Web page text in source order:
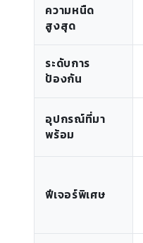
ความหนืด
สูงสุด
ระดับการ
ป้องกัน
อุปกรณ์ที่มา
พร้อม
ฟีเจอร์พิเศษ